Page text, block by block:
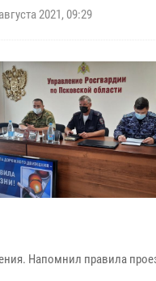
2021, 09:29
Напомнил правила